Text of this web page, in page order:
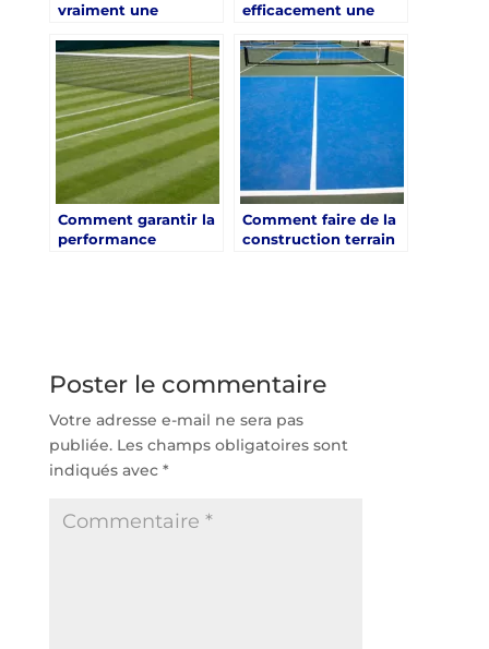
vraiment une
de tennis en gazon
synthetique nice par
rapport aux autres
surfaces ?
efficacement une
de tennis en gazon
synthetique nice ?
Comment garantir la
performance
Comment faire de la
construction terrain
Poster le commentaire
Votre adresse e-mail ne sera pas
publiée. Les champs obligatoires sont
indiqués avec *